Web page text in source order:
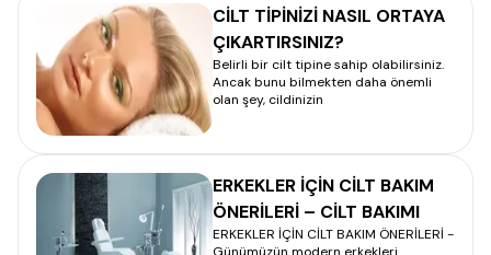
CİLT TİPİNİZİ NASIL ORTAYA
ÇIKARTIRSINIZ?
Belirli bir cilt tipine sahip olabilirsiniz.
Ancak bunu bilmekten daha önemli
olan şey, cildinizin
ERKEKLER İÇİN CİLT BAKIM
ÖNERİLERİ – CİLT BAKIMI
ERKEKLER İÇİN CİLT BAKIM ÖNERİLERİ -